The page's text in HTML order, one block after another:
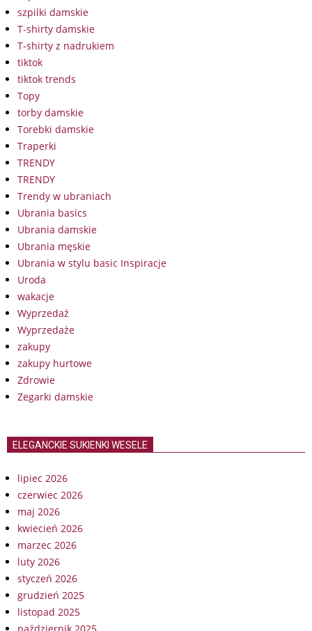
szpilki damskie
T-shirty damskie
T-shirty z nadrukiem
tiktok
tiktok trends
Topy
torby damskie
Torebki damskie
Traperki
TRENDY
TRENDY
Trendy w ubraniach
Ubrania basics
Ubrania damskie
Ubrania męskie
Ubrania w stylu basic Inspiracje
Uroda
wakacje
Wyprzedaż
Wyprzedaże
zakupy
zakupy hurtowe
Zdrowie
Zegarki damskie
ELEGANCKIE SUKIENKI WESELE
lipiec 2026
czerwiec 2026
maj 2026
kwiecień 2026
marzec 2026
luty 2026
styczeń 2026
grudzień 2025
listopad 2025